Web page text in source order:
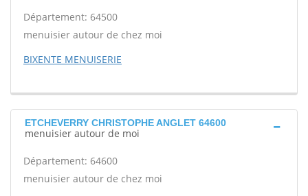
Département: 64500
menuisier autour de chez moi
BIXENTE MENUISERIE
ETCHEVERRY CHRISTOPHE ANGLET 64600
menuisier autour de moi
Département: 64600
menuisier autour de chez moi